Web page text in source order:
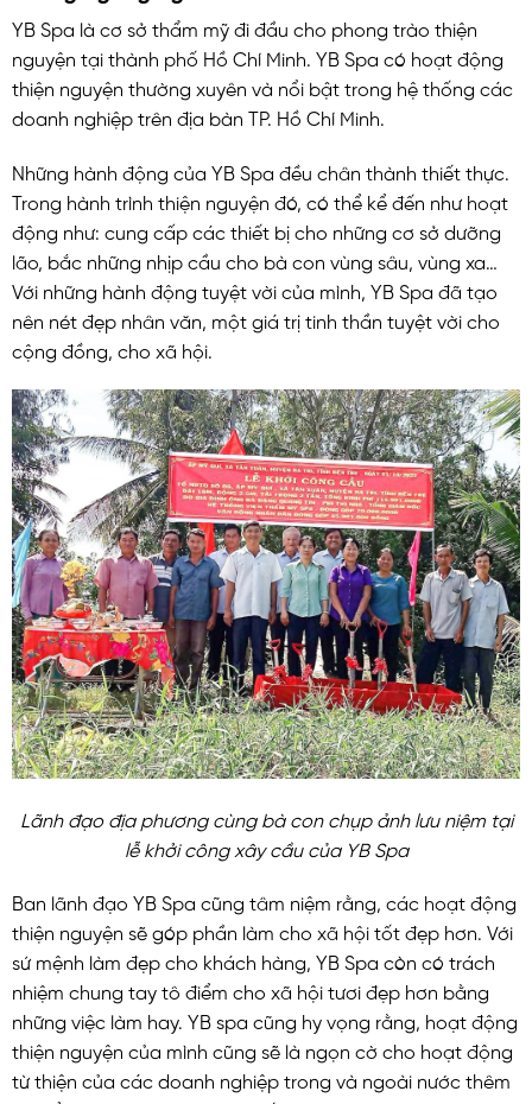
YB Spa là cơ sở thẩm mỹ đi đầu cho phong trào thiện
nguyện tại thành phố Hồ Chí Minh. YB Spa có hoạt động
thiện nguyện thường xuyên và nổi bật trong hệ thống các
doanh nghiệp trên địa bàn TP. Hồ Chí Minh.
Những hành động của YB Spa đều chân thành thiết thực.
Trong hành trình thiện nguyện đó, có thể kể đến như hoạt
động như: cung cấp các thiết bị cho những cơ sở dưỡng
lão, bắc những nhịp cầu cho bà con vùng sâu, vùng xa…
Với những hành động tuyệt vời của mình, YB Spa đã tạo
nên nét đẹp nhân văn, một giá trị tinh thần tuyệt vời cho
cộng đồng, cho xã hội.
Lãnh đạo địa phương cùng bà con chụp ảnh lưu niệm tại
lễ khởi công xây cầu của YB Spa
Ban lãnh đạo YB Spa cũng tâm niệm rằng, các hoạt động
thiện nguyện sẽ góp phần làm cho xã hội tốt đẹp hơn. Với
sứ mệnh làm đẹp cho khách hàng, YB Spa còn có trách
nhiệm chung tay tô điểm cho xã hội tươi đẹp hơn bằng
những việc làm hay. YB spa cũng hy vọng rằng, hoạt động
thiện nguyện của mình cũng sẽ là ngọn cờ cho hoạt động
từ thiện của các doanh nghiệp trong và ngoài nước thêm